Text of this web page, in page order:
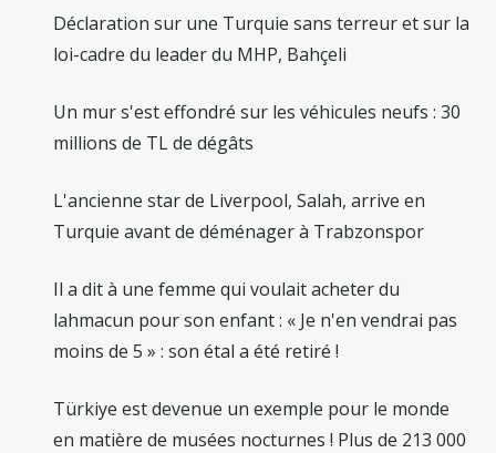
Déclaration sur une Turquie sans terreur et sur la
loi-cadre du leader du MHP, Bahçeli
Un mur s'est effondré sur les véhicules neufs : 30
millions de TL de dégâts
L'ancienne star de Liverpool, Salah, arrive en
Turquie avant de déménager à Trabzonspor
Il a dit à une femme qui voulait acheter du
lahmacun pour son enfant : « Je n'en vendrai pas
moins de 5 » : son étal a été retiré !
Türkiye est devenue un exemple pour le monde
en matière de musées nocturnes ! Plus de 213 000